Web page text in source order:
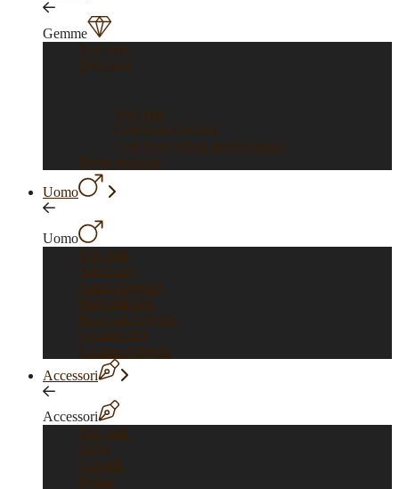
Gemme
Vedi tutti
Diamanti
Vedi tutti
Certificati Orofirst
Certificati istituti gemmologici
Pietre preziose
Uomo
Uomo
Vedi tutti
Anelli oro
Anelli Argento
Bracciali Oro
Bracciali Argento
Collane Oro
Collane Argento
Accessori
Accessori
Vedi tutti
Spille
Gemelli
Penne